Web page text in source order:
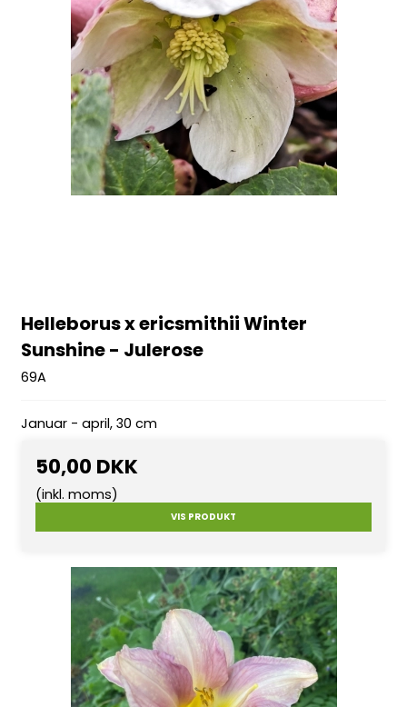
Helleborus x ericsmithii Winter
Sunshine - Julerose
69A
Januar - april, 30 cm
50,00 DKK
(inkl. moms)
VIS PRODUKT